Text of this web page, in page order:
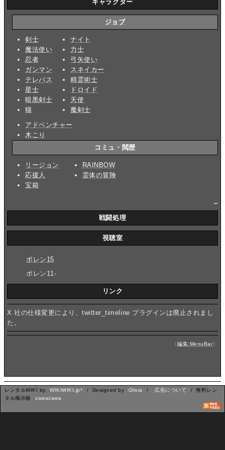
キャラクター
ジョブ
剣士
魔法使い
忍者
ガンマン
テレパス
星士
暗黒剣士
猫
ナイト
力士
弓矢使い
スネイカー
精霊術士
ドロイド
天使
魔剣士
アドベンチャー
木こり
コミュ・閲歴
リージョン
応援人
宝箱
RAINBOW
霊体の冒険
戦闘処理
視聴室
ポレン15
ポレン11-
リンク
X 社の仕様変更により、twitter_timeline プラグインは廃止されまし
た。
〔編集:MenuBar〕
レンタルWIKI by WIKIWIKI.jp* / Designed by Olivia / 広告について
/ 無料レン
タル掲示板
zawazawa